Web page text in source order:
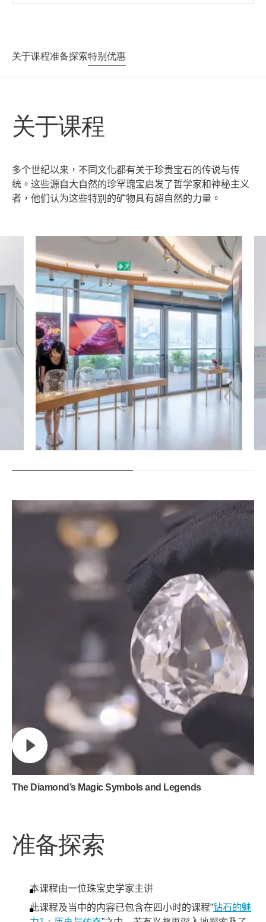
关于课程准备探索特别优惠
关于课程
多个世纪以来，不同文化都有关于珍贵宝石的传说与传
统。这些源自大自然的珍罕瑰宝启发了哲学家和神秘主义
者，他们认为这些特别的矿物具有超自然的力量。
The Diamond’s Magic Symbols and Legends
准备探索
本课程由一位珠宝史学家主讲
此课程及当中的内容已包含在四小时的课程”钻石的魅